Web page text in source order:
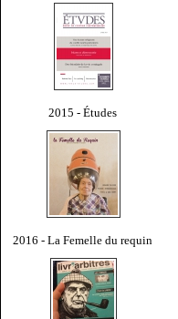
2015 - Études
2016 - La Femelle du requin